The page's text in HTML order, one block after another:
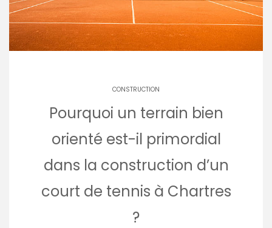
CONSTRUCTION
Pourquoi un terrain bien
orienté est-il primordial
dans la construction d’un
court de tennis à Chartres
?